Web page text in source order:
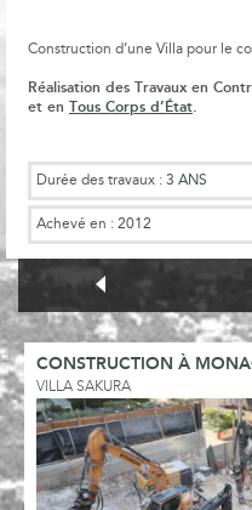
Construction d’une Villa pour le
Réalisation des Travaux en
et en Tous Corps d’État
Durée des travaux : 3 ANS
Achevé en : 2012
CONSTRUCTION À
VILLA SAKURA